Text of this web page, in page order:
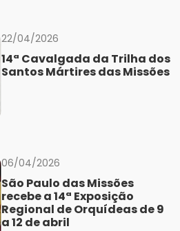
22/04/2026
14ª Cavalgada da Trilha dos
Santos Mártires das Missões
06/04/2026
São Paulo das Missões
recebe a 14ª Exposição
Regional de Orquídeas de 9
a 12 de abril